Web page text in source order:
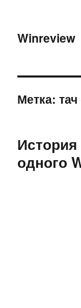
Winreview
Метка:
одного